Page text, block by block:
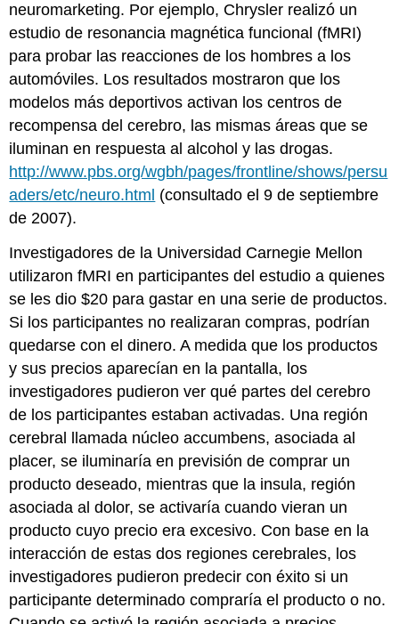
neuromarketing. Por ejemplo, Chrysler realizó un
estudio de resonancia magnética funcional (fMRI)
para probar las reacciones de los hombres a los
automóviles. Los resultados mostraron que los
modelos más deportivos activan los centros de
recompensa del cerebro, las mismas áreas que se
iluminan en respuesta al alcohol y las drogas.
http://www.pbs.org/wgbh/pages/frontline/shows/persu
aders/etc/neuro.html (consultado el 9 de septiembre
de 2007).
Investigadores de la Universidad Carnegie Mellon
utilizaron fMRI en participantes del estudio a quienes
se les dio $20 para gastar en una serie de productos.
Si los participantes no realizaran compras, podrían
quedarse con el dinero. A medida que los productos
y sus precios aparecían en la pantalla, los
investigadores pudieron ver qué partes del cerebro
de los participantes estaban activadas. Una región
cerebral llamada núcleo accumbens, asociada al
placer, se iluminaría en previsión de comprar un
producto deseado, mientras que la insula, región
asociada al dolor, se activaría cuando vieran un
producto cuyo precio era excesivo. Con base en la
interacción de estas dos regiones cerebrales, los
investigadores pudieron predecir con éxito si un
participante determinado compraría el producto o no.